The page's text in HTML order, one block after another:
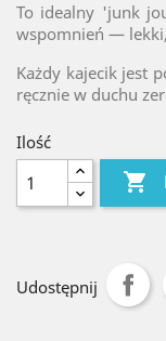
To idealny 'junk
wspomnień —
Każdy kajecik jest
ręcznie w duchu
Ilość

Udostępnij